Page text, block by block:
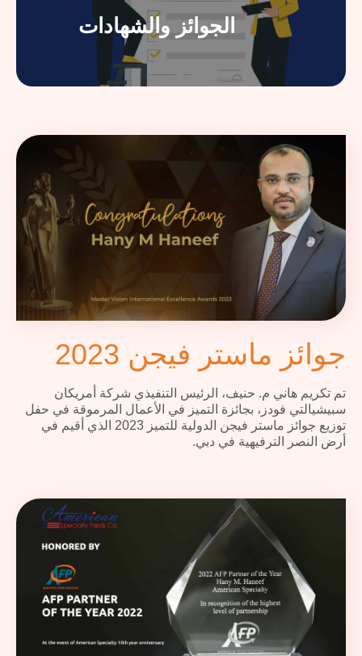
الجوائز والشهادات
جوائز ماستر فيجن 2023
تم تكريم هاني م. حنيف، الرئيس التنفيذي شركة أمريكان
سبيشيالتي فودز، بجائزة التميز في الأعمال المرموقة في حفل
توزيع جوائز ماستر فيجن الدولية للتميز 2023 الذي أقيم في
أرض النصر الترفيهية في دبي.